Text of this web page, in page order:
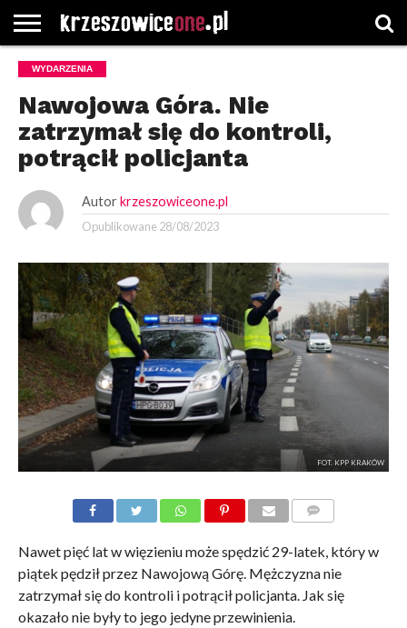
STRONA
GŁÓWNA
WYBORY
WYBIERZ
ROZKŁADY
GREGORCZYK
KONTAKT
WYDARZENIA
Nawojowa Góra. Nie
zatrzymał się do kontroli,
potrącił policjanta
Autor krzeszowiceone.pl
Opublikowane 28/08/2023
FOT. KPP KRAKÓW
Nawet pięć lat w więzieniu może spędzić 29-latek, który w
piątek pędził przez Nawojową Górę. Mężczyzna nie
zatrzymał się do kontroli i potrącił policjanta. Jak się
okazało nie były to jego jedyne przewinienia.